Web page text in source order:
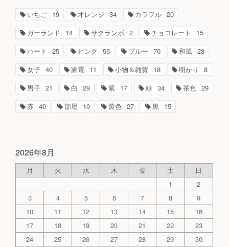
いちご 19 オレンジ 34 カラフル 20
ガーランド
14 サクランボ 2 チョコレート
15
ハート
25 ピンク 55 ブルー 70 和風 28
女子 40 家電 11 小物＆雑貨 18 明かり
8
男子 21 白 29 紫 17 緑 34 茶色 29
赤 40 部屋 10 黄色 27 黒 15
2026年8月
月 火 水 木 金 土
日
1
2
3
4 5 6 7 8
9
10
11 12 13 14 15
16
17
18 19 20 21 22
23
24
25 26 27 28 29
30